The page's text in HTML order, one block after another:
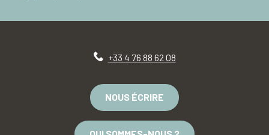
+33 4 76 88 62 08
NOUS ÉCRIRE